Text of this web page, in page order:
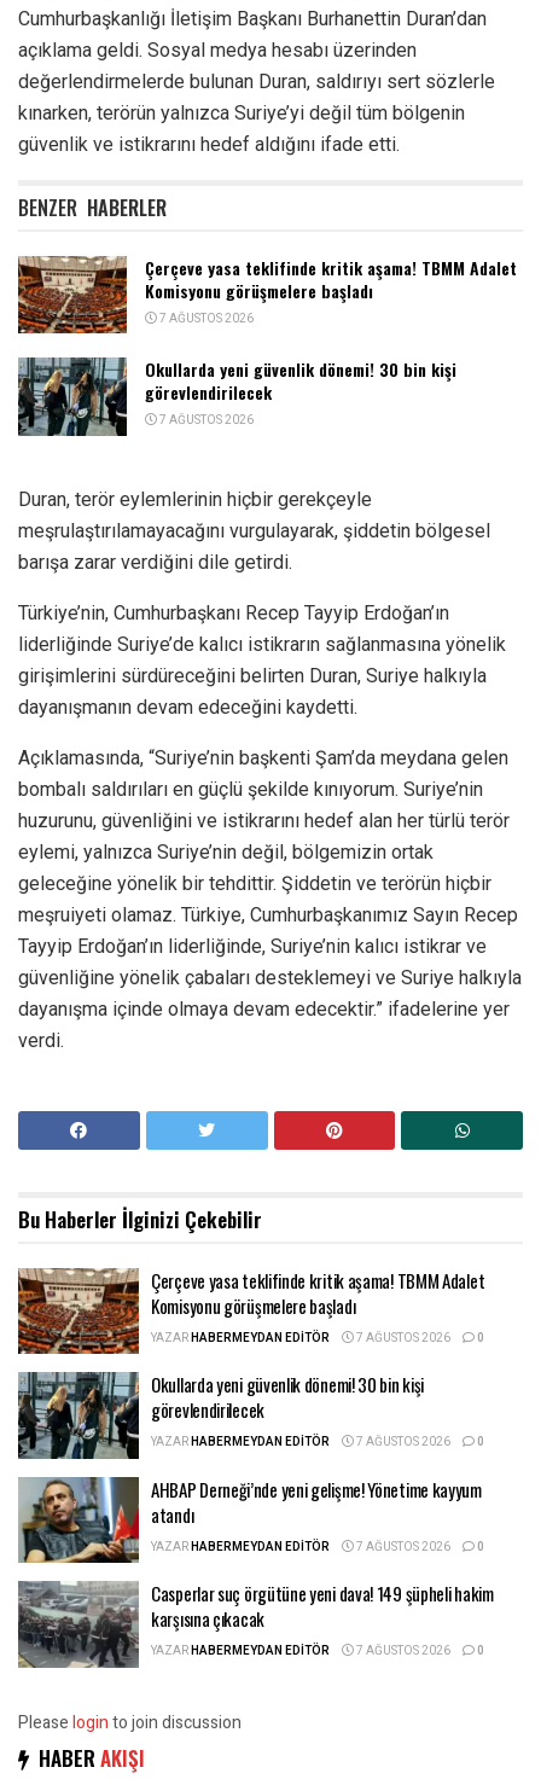
Cumhurbaşkanlığı İletişim Başkanı Burhanettin Duran’dan
açıklama geldi. Sosyal medya hesabı üzerinden
değerlendirmelerde bulunan Duran, saldırıyı sert sözlerle
kınarken, terörün yalnızca Suriye’yi değil tüm bölgenin
güvenlik ve istikrarını hedef aldığını ifade etti.
BENZER HABERLER
Çerçeve yasa teklifinde kritik aşama! TBMM Adalet
Komisyonu görüşmelere başladı
7 AĞUSTOS 2026
Okullarda yeni güvenlik dönemi! 30 bin kişi
görevlendirilecek
7 AĞUSTOS 2026
Duran, terör eylemlerinin hiçbir gerekçeyle
meşrulaştırılamayacağını vurgulayarak, şiddetin bölgesel
barışa zarar verdiğini dile getirdi.
Türkiye’nin, Cumhurbaşkanı Recep Tayyip Erdoğan’ın
liderliğinde Suriye’de kalıcı istikrarın sağlanmasına yönelik
girişimlerini sürdüreceğini belirten Duran, Suriye halkıyla
dayanışmanın devam edeceğini kaydetti.
Açıklamasında, “Suriye’nin başkenti Şam’da meydana gelen
bombalı saldırıları en güçlü şekilde kınıyorum. Suriye’nin
huzurunu, güvenliğini ve istikrarını hedef alan her türlü terör
eylemi, yalnızca Suriye’nin değil, bölgemizin ortak
geleceğine yönelik bir tehdittir. Şiddetin ve terörün hiçbir
meşruiyeti olamaz. Türkiye, Cumhurbaşkanımız Sayın Recep
Tayyip Erdoğan’ın liderliğinde, Suriye’nin kalıcı istikrar ve
güvenliğine yönelik çabaları desteklemeyi ve Suriye halkıyla
dayanışma içinde olmaya devam edecektir.” ifadelerine yer
verdi.
Bu Haberler İlginizi Çekebilir
Çerçeve yasa teklifinde kritik aşama! TBMM Adalet
Komisyonu görüşmelere başladı
YAZARHABERMEYDAN EDITÖR 7 AĞUSTOS 2026 0
Okullarda yeni güvenlik dönemi! 30 bin kişi
görevlendirilecek
YAZARHABERMEYDAN EDITÖR 7 AĞUSTOS 2026 0
AHBAP Derneği’nde yeni gelişme! Yönetime kayyum
atandı
YAZARHABERMEYDAN EDITÖR 7 AĞUSTOS 2026 0
Casperlar suç örgütüne yeni dava! 149 şüpheli hakim
karşısına çıkacak
YAZARHABERMEYDAN EDITÖR 7 AĞUSTOS 2026 0
Pleaseloginto join discussion
HABER AKIŞI